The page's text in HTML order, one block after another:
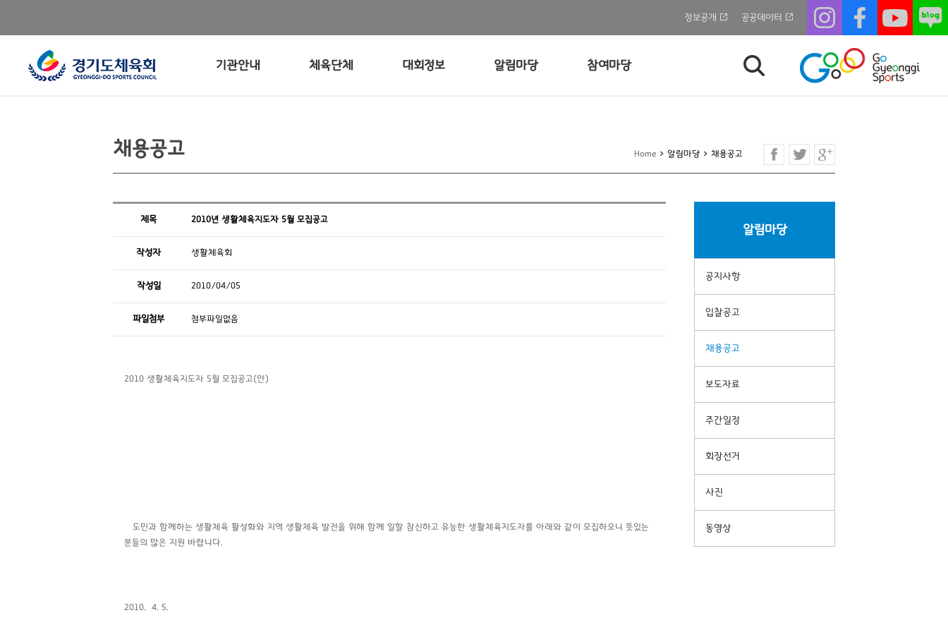
정보공개 공공데이터
기관안내 체육단체 대회정보 알림마당 참여마당
Home > 알림마당 > 채용공고
채용공고
알림마당
공지사항
입찰공고
채용공고
보도자료
주간일정
회장선거
사진
동영상
제목 2010년 생활체육지도자 5월 모집공고
작성자 생활체육회
작성일 2010/04/05
파일첨부 첨부파일없음
2010 생활체육지도자 5월 모집공고(안)
도민과 함께하는 생활체육 활성화와 지역 생활체육 발전을 위해 함께 일할 참신하고 유능한 생활체육지도자를 아래와 같이 모집하오니 뜻있는
분들의 많은 지원 바랍니다.
2010. 4. 5.